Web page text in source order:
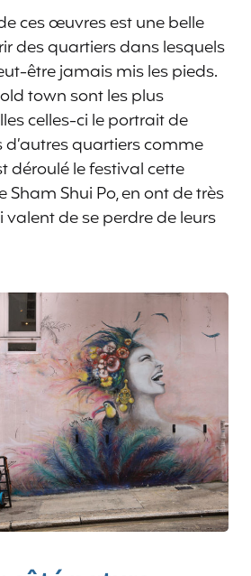
ces œuvres est une belle
des quartiers dans lesquels
être jamais mis les pieds.
town sont les plus
celles-ci le portrait de
d’autres quartiers comme
déroulé le festival cette
Sham Shui Po, en ont de très
de se perdre de leurs